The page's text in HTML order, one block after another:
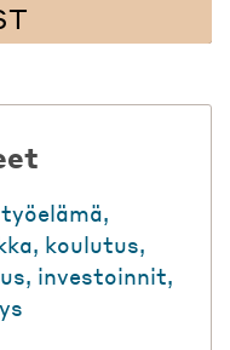
työelämä,
, koulutus,
, investoinnit,